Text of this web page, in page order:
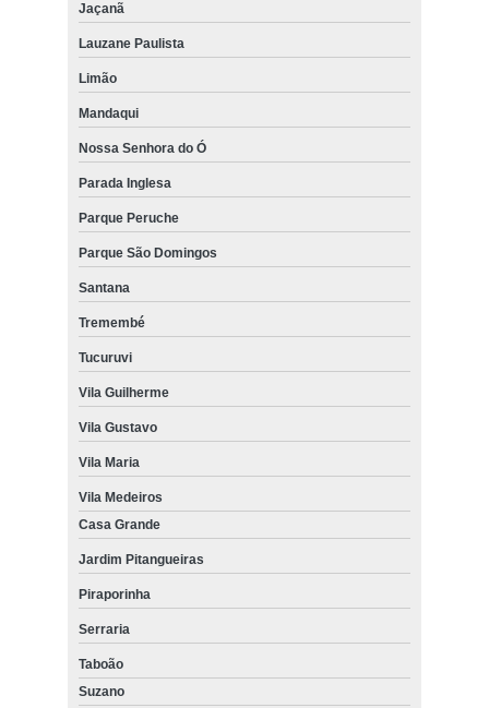
Jaçanã
Lauzane Paulista
Limão
Mandaqui
Nossa Senhora do Ó
Parada Inglesa
Parque Peruche
Parque São Domingos
Santana
Tremembé
Tucuruvi
Vila Guilherme
Vila Gustavo
Vila Maria
Vila Medeiros
Casa Grande
Jardim Pitangueiras
Piraporinha
Serraria
Taboão
Suzano